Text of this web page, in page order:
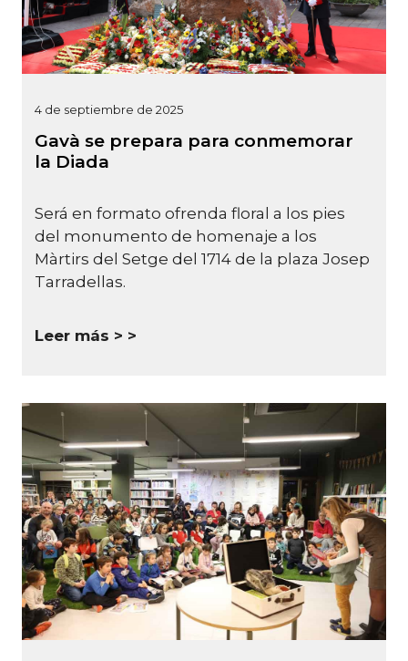
4 de septiembre de 2025
Gavà se prepara para conmemorar
la Diada
Será en formato ofrenda floral a los pies
del monumento de homenaje a los
Màrtirs del Setge del 1714 de la plaza Josep
Tarradellas.
Leer más >